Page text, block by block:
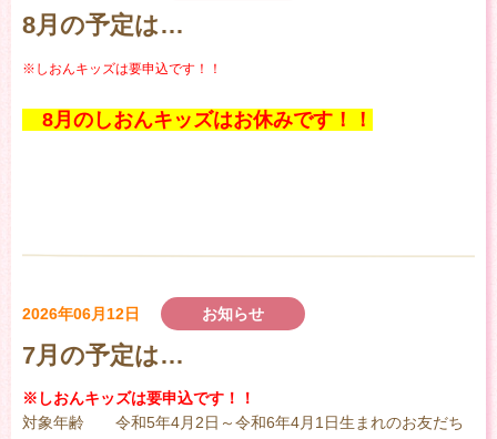
8月の予定は…
※しおんキッズは要申込です！！
8月のしおんキッズはお休みです！！
2026年06月12日 お知らせ
7月の予定は…
※しおんキッズは要申込です！！
対象年齢 令和5年4月2日～令和6年4月1日生まれのお友だち